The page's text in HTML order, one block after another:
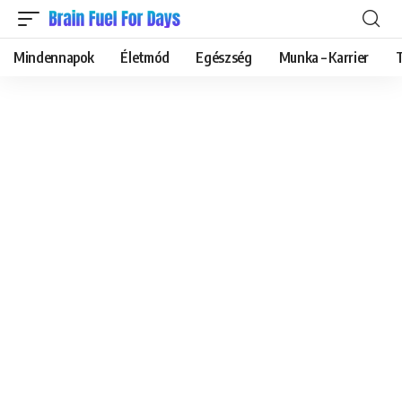
Mindennapok Életmód Egészség Munka – Karrier